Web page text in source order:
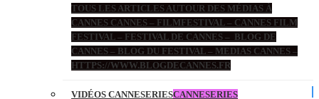
TOUS LES ARTICLES AUTOUR DES MÉDIAS À
CANNES CANNES – FILMFESTIVAL – CANNES FILM
FESTIVAL – FESTIVAL DE CANNES – BLOG DE
CANNES – BLOG DU FESTIVAL – MEDIAS CANNES –
HTTPS://WWW.BLOGDECANNES.FR
VIDÉOS CANNESERIESCANNESERIES